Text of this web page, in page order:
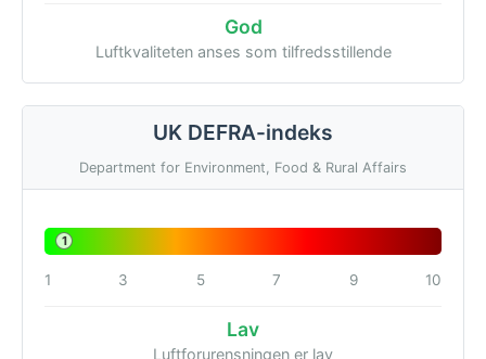
God
Luftkvaliteten anses som tilfredsstillende
UK DEFRA-indeks
Department for Environment, Food & Rural Affairs
1
1 3 5 7 9 10
Lav
Luftforurensningen er lav